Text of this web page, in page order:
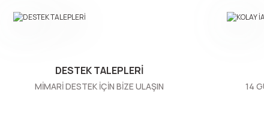
DESTEK TALEPLERİ
MİMARİ DESTEK İÇİN BİZE ULAŞIN 14